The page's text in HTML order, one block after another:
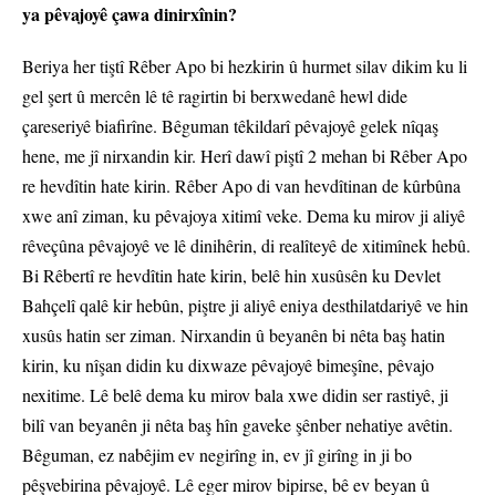
ya pêvajoyê çawa dinirxînin?
Beriya her tiştî Rêber Apo bi hezkirin û hurmet silav dikim ku li
gel şert û mercên lê tê ragirtin bi berxwedanê hewl dide
çareseriyê biafirîne. Bêguman têkildarî pêvajoyê gelek nîqaş
hene, me jî nirxandin kir. Herî dawî piştî 2 mehan bi Rêber Apo
re hevdîtin hate kirin. Rêber Apo di van hevdîtinan de kûrbûna
xwe anî ziman, ku pêvajoya xitimî veke. Dema ku mirov ji aliyê
rêveçûna pêvajoyê ve lê dinihêrin, di realîteyê de xitimînek hebû.
Bi Rêbertî re hevdîtin hate kirin, belê hin xusûsên ku Devlet
Bahçelî qalê kir hebûn, piştre ji aliyê eniya desthilatdariyê ve hin
xusûs hatin ser ziman. Nirxandin û beyanên bi nêta baş hatin
kirin, ku nîşan didin ku dixwaze pêvajoyê bimeşîne, pêvajo
nexitime. Lê belê dema ku mirov bala xwe didin ser rastiyê, ji
bilî van beyanên ji nêta baş hîn gaveke şênber nehatiye avêtin.
Bêguman, ez nabêjim ev negirîng in, ev jî girîng in ji bo
pêşvebirina pêvajoyê. Lê eger mirov bipirse, bê ev beyan û